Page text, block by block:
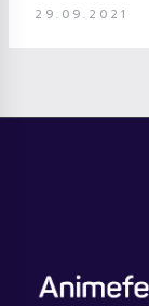
29.09.2021